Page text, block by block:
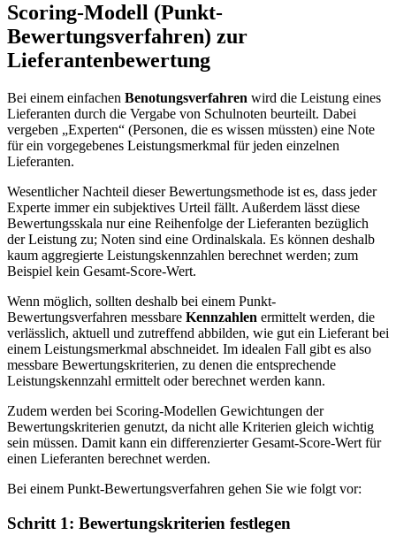
Scoring-Modell (Punkt-
Bewertungsverfahren) zur
Lieferantenbewertung
Bei einem einfachen Benotungsverfahren wird die Leistung eines
Lieferanten durch die Vergabe von Schulnoten beurteilt. Dabei
vergeben „Experten“ (Personen, die es wissen müssten) eine Note
für ein vorgegebenes Leistungsmerkmal für jeden einzelnen
Lieferanten.
Wesentlicher Nachteil dieser Bewertungsmethode ist es, dass jeder
Experte immer ein subjektives Urteil fällt. Außerdem lässt diese
Bewertungsskala nur eine Reihenfolge der Lieferanten bezüglich
der Leistung zu; Noten sind eine Ordinalskala. Es können deshalb
kaum aggregierte Leistungskennzahlen berechnet werden; zum
Beispiel kein Gesamt-Score-Wert.
Wenn möglich, sollten deshalb bei einem Punkt-
Bewertungsverfahren messbare Kennzahlen ermittelt werden, die
verlässlich, aktuell und zutreffend abbilden, wie gut ein Lieferant bei
einem Leistungsmerkmal abschneidet. Im idealen Fall gibt es also
messbare Bewertungskriterien, zu denen die entsprechende
Leistungskennzahl ermittelt oder berechnet werden kann.
Zudem werden bei Scoring-Modellen Gewichtungen der
Bewertungskriterien genutzt, da nicht alle Kriterien gleich wichtig
sein müssen. Damit kann ein differenzierter Gesamt-Score-Wert für
einen Lieferanten berechnet werden.
Bei einem Punkt-Bewertungsverfahren gehen Sie wie folgt vor:
Schritt 1: Bewertungskriterien festlegen